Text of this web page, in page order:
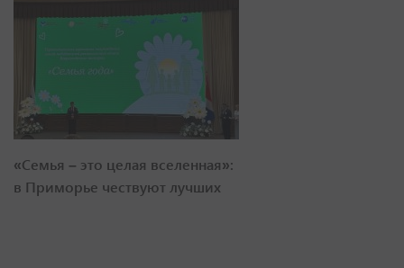
«Семья – это целая вселенная»:
в Приморье чествуют лучших